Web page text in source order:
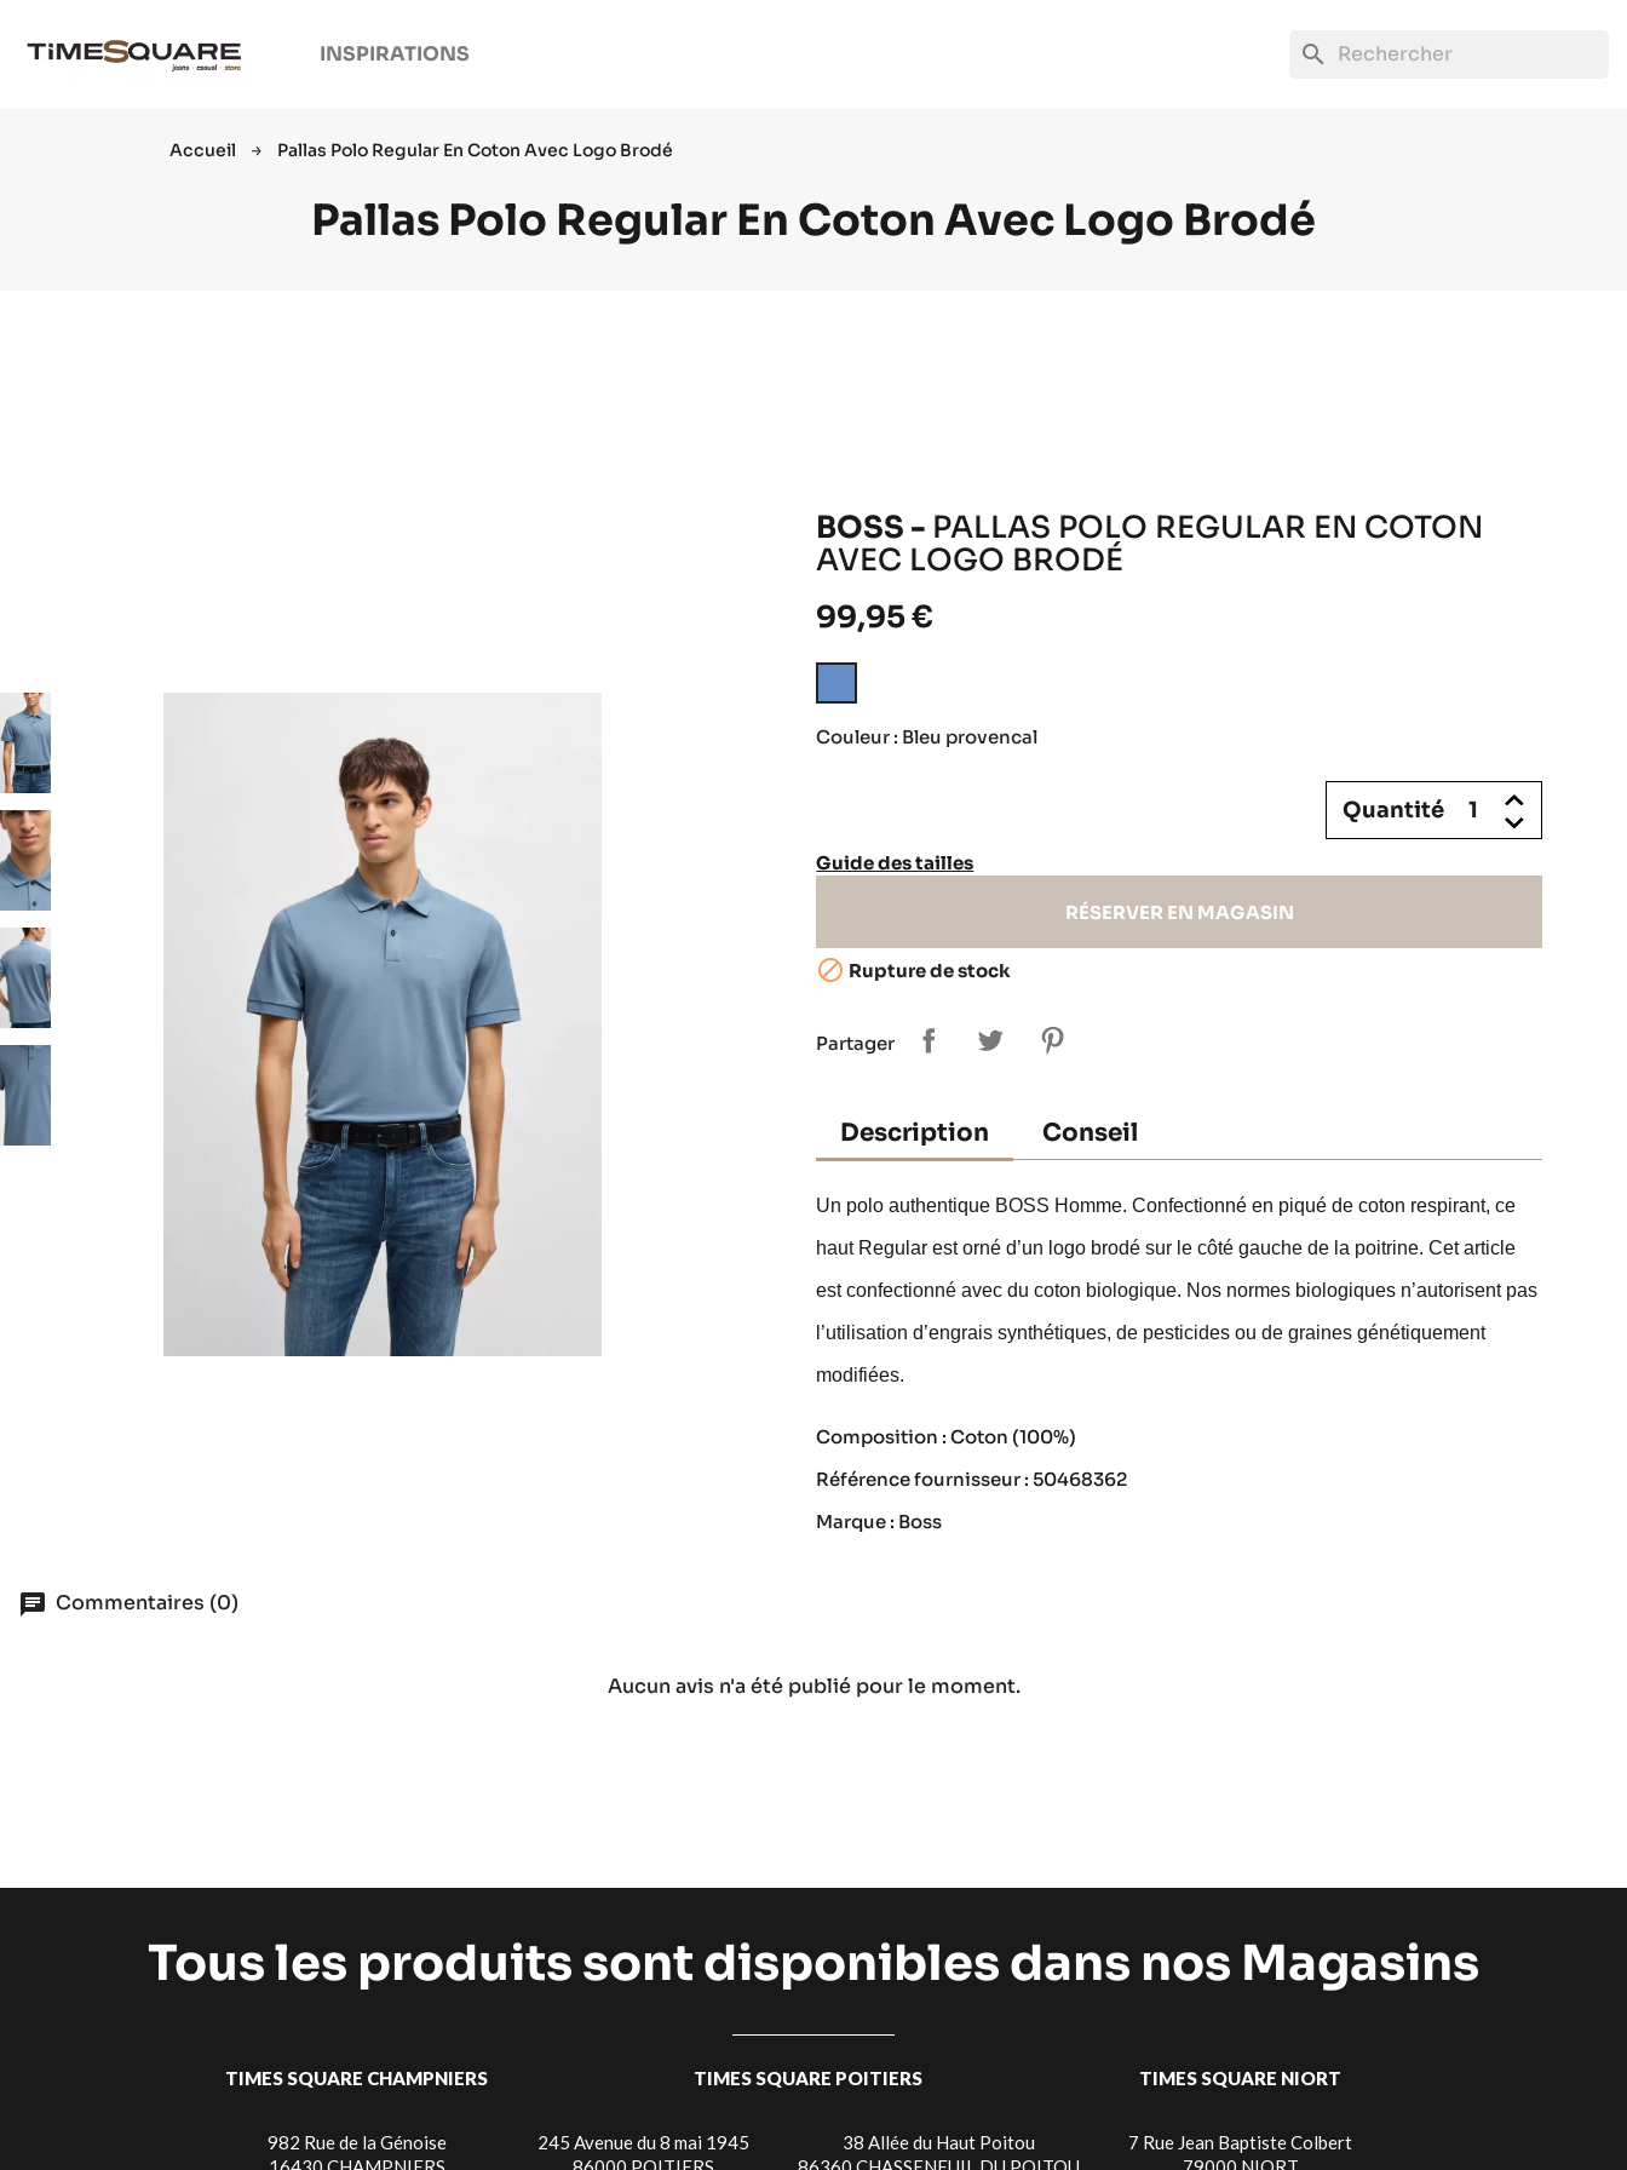
INSPIRATIONS search
Accueil Pallas Polo Regular En Coton Avec Logo Brodé
Pallas Polo Regular En Coton Avec Logo Brodé
BOSS - PALLAS POLO REGULAR EN COTON
AVEC LOGO BRODÉ
99,95 €
provencal
Couleur : Bleu provencal
Quantité
Guide des tailles
RÉSERVER EN MAGASIN
 Rupture de stock
Partager
Description Conseil
Un polo authentique BOSS Homme. Confectionné en piqué de coton respirant, ce
haut Regular est orné d’un logo brodé sur le côté gauche de la poitrine. Cet article
est confectionné avec du coton biologique. Nos normes biologiques n’autorisent pas
l’utilisation d’engrais synthétiques, de pesticides ou de graines génétiquement
modifiées.
Composition : Coton (100%)
Référence fournisseur : 50468362
Marque : Boss
Commentaires (0)
Aucun avis n'a été publié pour le moment.
Tous les produits sont disponibles dans nos Magasins
TIMES SQUARE CHAMPNIERS
982 Rue de la Génoise
TIMES SQUARE POITIERS
245 Avenue du 8 mai 1945
38 Allée du Haut Poitou
TIMES SQUARE NIORT
7 Rue Jean Baptiste Colbert